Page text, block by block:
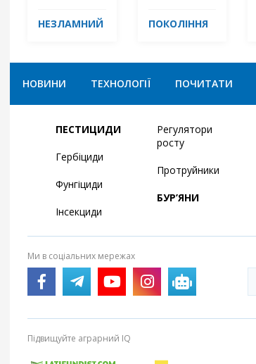
НЕЗЛАМНИЙ ПОКОЛІННЯ
НОВИНИ ТЕХНОЛОГІЇ ПОЧИТАТИ
ПЕСТИЦИДИ
Гербіциди
Фунгіциди
Інсекциди
Регулятори
росту
Протруйники
БУР’ЯНИ
Ми в соціальних мережах
Підвищуйте аграрний IQ